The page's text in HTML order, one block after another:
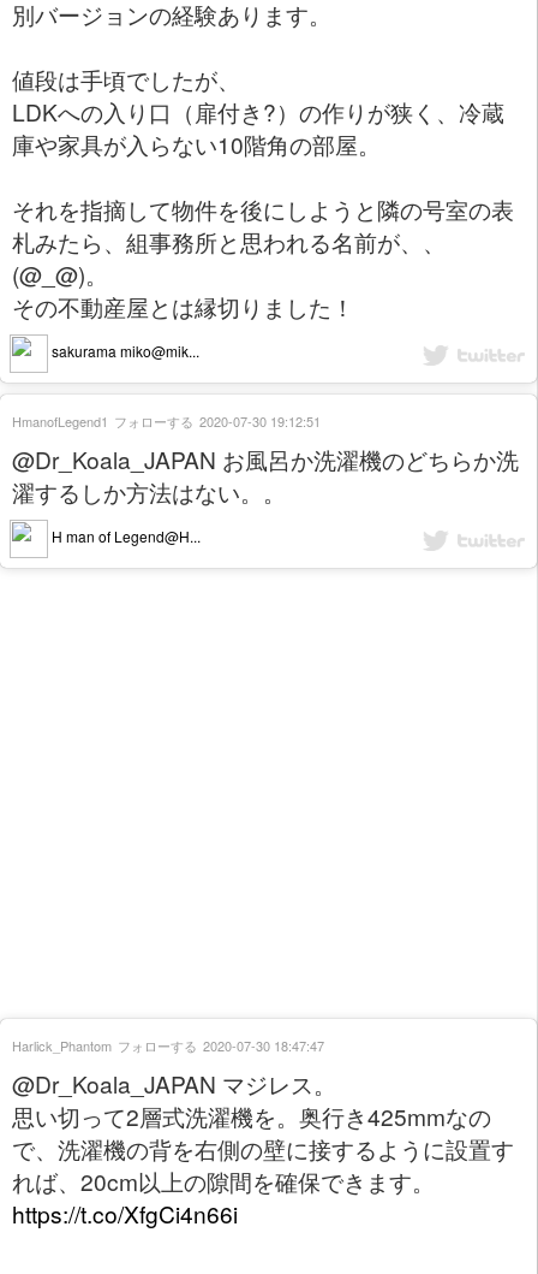
別バージョンの経験あります。
値段は手頃でしたが、
LDKへの入り口（扉付き?）の作りが狭く、冷蔵
庫や家具が入らない10階角の部屋。
それを指摘して物件を後にしようと隣の号室の表
札みたら、組事務所と思われる名前が、、
(@_@)。
その不動産屋とは縁切りました！
sakurama miko@mik...
@Dr_Koala_JAPAN お風呂か洗濯機のどちらか洗
濯するしか方法はない。。
H man of Legend@H...
HmanofLegend1 フォローする 2020-07-30 19:12:51
@Dr_Koala_JAPAN マジレス。
思い切って2層式洗濯機を。奥行き425mmなの
で、洗濯機の背を右側の壁に接するように設置す
れば、20cm以上の隙間を確保できます。
https://t.co/XfgCi4n66i
Harlick_Phantom フォローする 2020-07-30 18:47:47